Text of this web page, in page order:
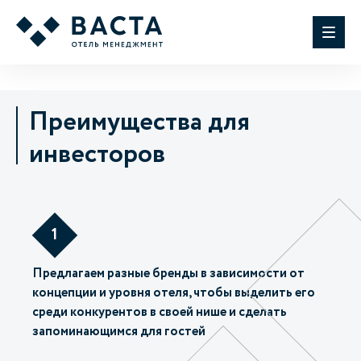
Преимущества для
инвесторов
1
Предлагаем разные бренды в зависимости от
концепции и уровня отеля, чтобы выделить его
среди конкурентов в своей нише и сделать
запоминающимся для гостей